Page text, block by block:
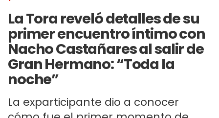
La Tora reveló detalles de su
primer encuentro íntimo con
Nacho Castañares al salir de
Gran Hermano: “Toda la
noche”
La exparticipante dio a conocer